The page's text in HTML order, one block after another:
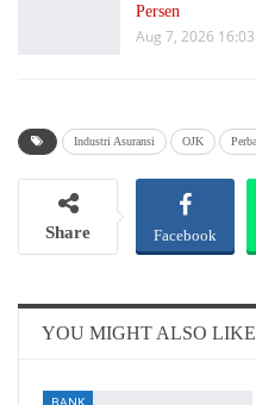
Persen
Aug 7, 2026 16:03
Industri Asuransi OJK
Share Facebook
Email
YOU MIGHT ALSO LIKE
BANK